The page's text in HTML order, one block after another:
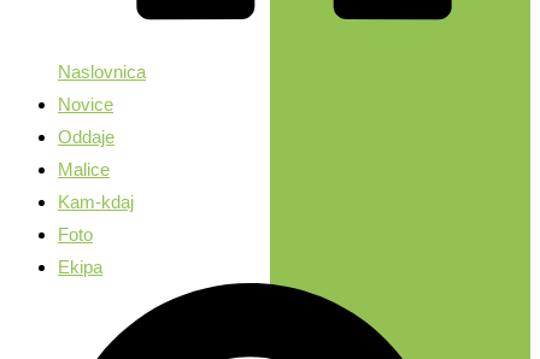
Naslovnica
Novice
Oddaje
Malice
Kam-kdaj
Foto
Ekipa